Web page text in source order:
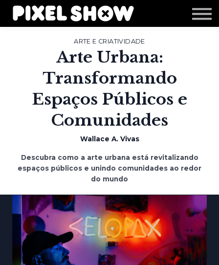
Shop
Revista Zupi
Editais
Login
ARTE E CRIATIVIDADE
Arte Urbana:
Transformando
Espaços Públicos e
Comunidades
Wallace A. Vivas
Descubra como a arte urbana está revitalizando
espaços públicos e unindo comunidades ao redor
do mundo